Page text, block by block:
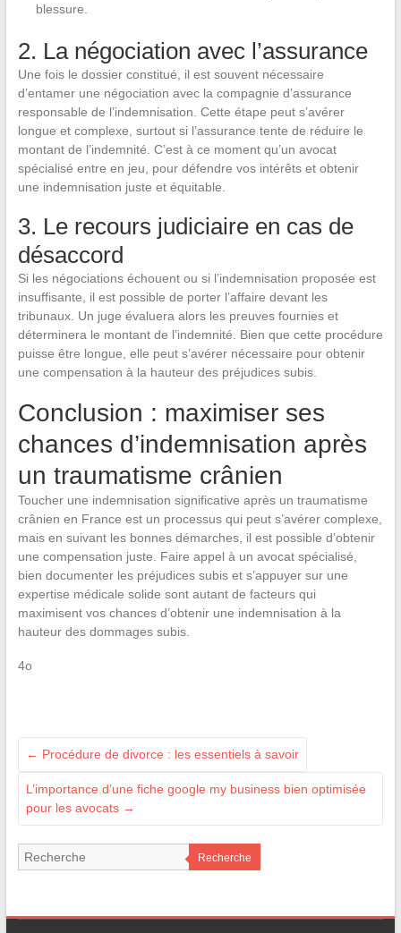
blessure.
2. La négociation avec l’assurance
Une fois le dossier constitué, il est souvent nécessaire
d’entamer une négociation avec la compagnie d’assurance
responsable de l’indemnisation. Cette étape peut s’avérer
longue et complexe, surtout si l’assurance tente de réduire le
montant de l’indemnité. C’est à ce moment qu’un avocat
spécialisé entre en jeu, pour défendre vos intérêts et obtenir
une indemnisation juste et équitable.
3. Le recours judiciaire en cas de
désaccord
Si les négociations échouent ou si l’indemnisation proposée est
insuffisante, il est possible de porter l’affaire devant les
tribunaux. Un juge évaluera alors les preuves fournies et
déterminera le montant de l’indemnité. Bien que cette procédure
puisse être longue, elle peut s’avérer nécessaire pour obtenir
une compensation à la hauteur des préjudices subis.
Conclusion : maximiser ses
chances d’indemnisation après
un traumatisme crânien
Toucher une indemnisation significative après un traumatisme
crânien en France est un processus qui peut s’avérer complexe,
mais en suivant les bonnes démarches, il est possible d’obtenir
une compensation juste. Faire appel à un avocat spécialisé,
bien documenter les préjudices subis et s’appuyer sur une
expertise médicale solide sont autant de facteurs qui
maximisent vos chances d’obtenir une indemnisation à la
hauteur des dommages subis.
4o
← Procédure de divorce : les essentiels à savoir
L’importance d’une fiche google my business bien optimisée
pour les avocats →
Recherche